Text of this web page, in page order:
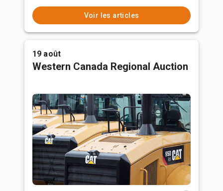
Voir les articles
19 août
Western Canada Regional Auction